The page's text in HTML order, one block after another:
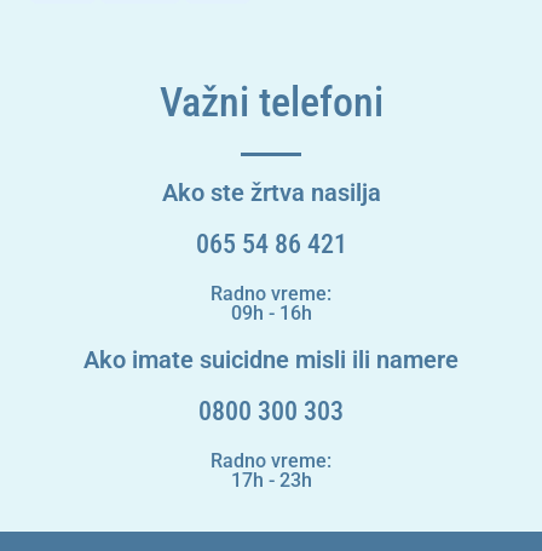
Važni telefoni
Ako ste žrtva nasilja
065 54 86 421
Radno vreme:
09h - 16h
Ako imate suicidne misli ili namere
0800 300 303
Radno vreme:
17h - 23h